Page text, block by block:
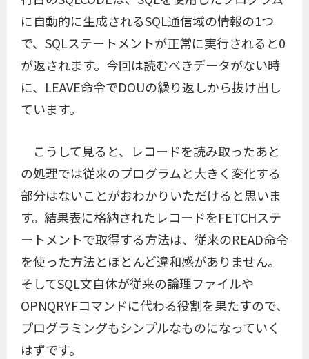
に自動的に生成されるSQL通信域の情報の1つ
で、SQLステートメントが正常に実行されると0
が返されます。今回は読むべきデータがない時
に、LEAVE命令でDOUの繰り返しから抜け出し
ています。
こうして見ると、レコードを読み取ったあと
の処理では従来のプログラムと大きく変化する
部分はないことがおわかりいただけると思いま
す。結果表に格納されたレコードをFETCHステ
ートメントで取得する方法は、従来のREAD命令
を使った方法とほとんど違和感がありません。
そしてSQL文自体が従来の論理ファイルや
OPNQRYFコマンドに代わる役割を果たすので、
プログラミングもシンプルなものになっていく
はずです。